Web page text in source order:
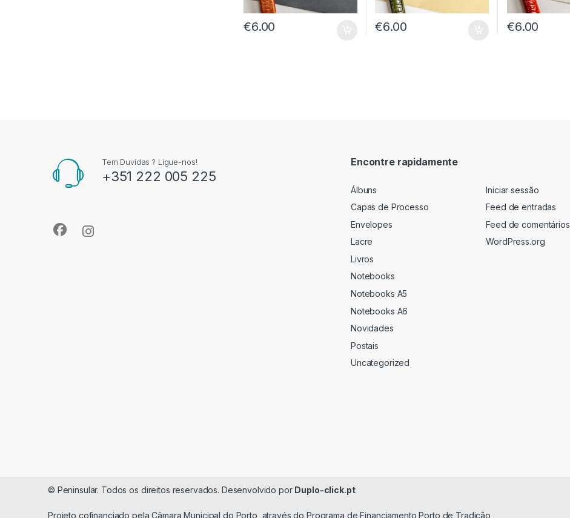
€6.00 €6.00 €6.00
Tem Duvidas ? Ligue-nos!
+351 222 005 225
Encontre rapidamente
Álbuns
Capas de Processo
Envelopes
Lacre
Livros
Notebooks
Notebooks A5
Notebooks A6
Novidades
Postais
Uncategorized
Iniciar sessão
Feed de entradas
Feed de comentários
WordPress.org
© Peninsular. Todos os direitos reservados. Desenvolvido por Duplo-click.pt
Projeto cofinanciado pela Câmara Municipal do Porto, através do Programa de Financiamento Porto de Tradição